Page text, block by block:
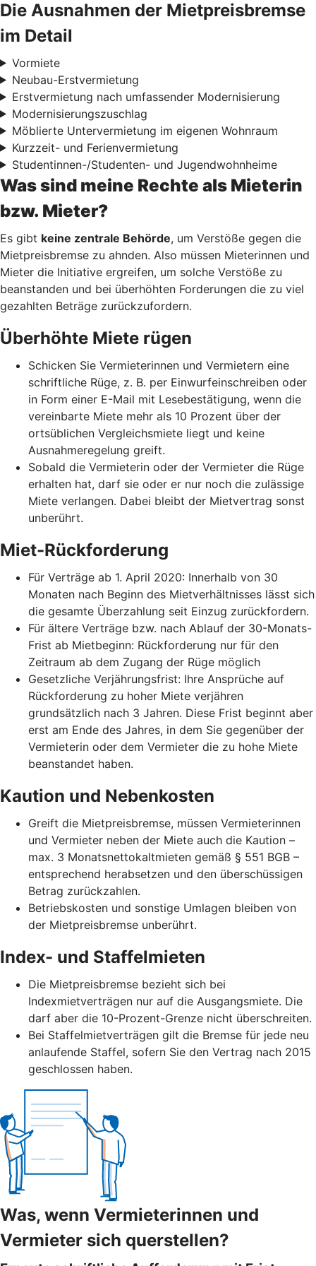
Die Ausnahmen der Mietpreisbremse
im Detail
Vormiete
Neubau-Erstvermietung
Erstvermietung nach umfassender Modernisierung
Modernisierungszuschlag
Möblierte Untervermietung im eigenen Wohnraum
Kurzzeit- und Ferienvermietung
Studentinnen-/Studenten- und Jugendwohnheime
Was sind meine Rechte als Mieterin
bzw. Mieter?
Es gibt keine zentrale Behörde, um Verstöße gegen die
Mietpreisbremse zu ahnden. Also müssen Mieterinnen und
Mieter die Initiative ergreifen, um solche Verstöße zu
beanstanden und bei überhöhten Forderungen die zu viel
gezahlten Beträge zurückzufordern.
Überhöhte Miete rügen
Schicken Sie Vermieterinnen und Vermietern eine
schriftliche Rüge, z. B. per Einwurfeinschreiben oder
in Form einer E-Mail mit Lesebestätigung, wenn die
vereinbarte Miete mehr als 10 Prozent über der
ortsüblichen Vergleichsmiete liegt und keine
Ausnahmeregelung greift.
Sobald die Vermieterin oder der Vermieter die Rüge
erhalten hat, darf sie oder er nur noch die zulässige
Miete verlangen. Dabei bleibt der Mietvertrag sonst
unberührt.
Miet-Rückforderung
Für Verträge ab 1. April 2020: Innerhalb von 30
Monaten nach Beginn des Mietverhältnisses lässt sich
die gesamte Überzahlung seit Einzug zurückfordern.
Für ältere Verträge bzw. nach Ablauf der 30-Monats-
Frist ab Mietbeginn: Rückforderung nur für den
Zeitraum ab dem Zugang der Rüge möglich
Gesetzliche Verjährungsfrist: Ihre Ansprüche auf
Rückforderung zu hoher Miete verjähren
grundsätzlich nach 3 Jahren. Diese Frist beginnt aber
erst am Ende des Jahres, in dem Sie gegenüber der
Vermieterin oder dem Vermieter die zu hohe Miete
beanstandet haben.
Kaution und Nebenkosten
Greift die Mietpreisbremse, müssen Vermieterinnen
und Vermieter neben der Miete auch die Kaution –
max. 3 Monatsnettokaltmieten gemäß § 551 BGB –
entsprechend herabsetzen und den überschüssigen
Betrag zurückzahlen.
Betriebskosten und sonstige Umlagen bleiben von
der Mietpreisbremse unberührt.
Index- und Staffelmieten
Die Mietpreisbremse bezieht sich bei
Indexmietverträgen nur auf die Ausgangsmiete. Die
darf aber die 10-Prozent-Grenze nicht überschreiten.
Bei Staffelmietverträgen gilt die Bremse für jede neu
anlaufende Staffel, sofern Sie den Vertrag nach 2015
geschlossen haben.
Was, wenn Vermieterinnen und
Vermieter sich querstellen?